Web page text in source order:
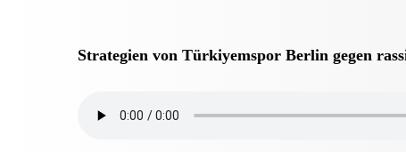
Strategien von Türkiyemspor Berlin gegen